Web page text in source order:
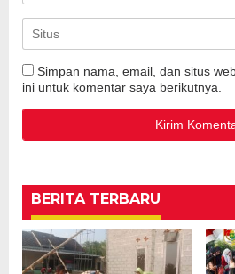
Simpan nama, email, dan situs
ini untuk komentar saya berikutnya.
BERITA TERBARU